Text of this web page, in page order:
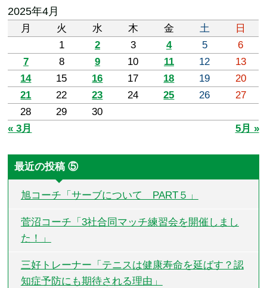
2025年4月
月 火 水 木 金 土
日
1
2 3 4 5
6
7
8 9 10 11 12
13
14
15 16 17 18 19
20
21
22 23 24 25 26
27
28
29
30
« 3月
5月 »
最近の投稿 ⑤
旭コーチ「サーブについて PART５」
菅沼コーチ「3社合同マッチ練習会を開催しまし
た！」
三好トレーナー「テニスは健康寿命を延ばす？認
知症予防にも期待される理由」